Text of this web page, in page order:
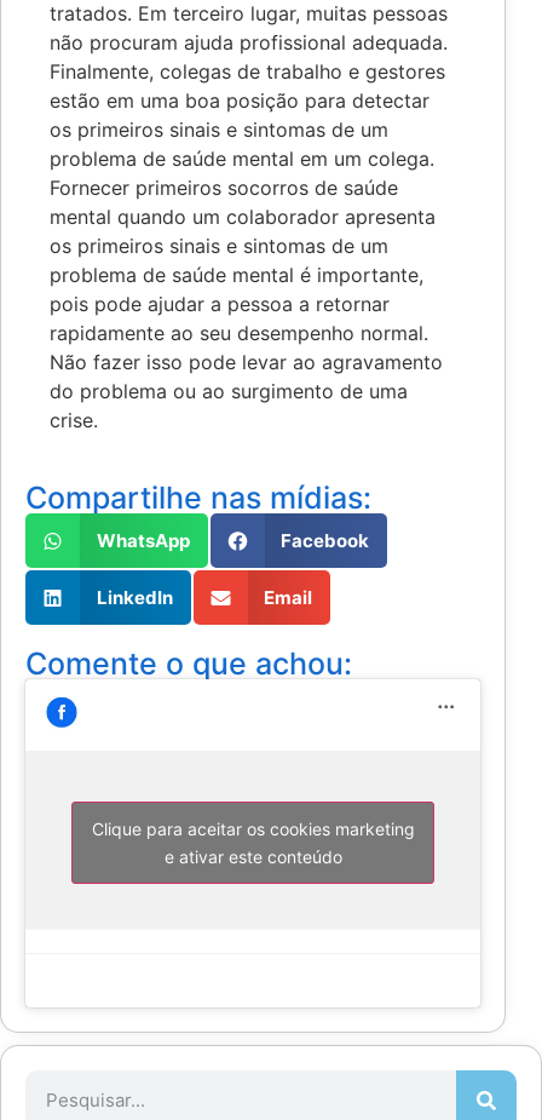
tratados. Em terceiro lugar, muitas pessoas
não procuram ajuda profissional adequada.
Finalmente, colegas de trabalho e gestores
estão em uma boa posição para detectar
os primeiros sinais e sintomas de um
problema de saúde mental em um colega.
Fornecer primeiros socorros de saúde
mental quando um colaborador apresenta
os primeiros sinais e sintomas de um
problema de saúde mental é importante,
pois pode ajudar a pessoa a retornar
rapidamente ao seu desempenho normal.
Não fazer isso pode levar ao agravamento
do problema ou ao surgimento de uma
crise.
Compartilhe nas mídias:
WhatsApp Facebook
LinkedIn Email
Comente o que achou:
Clique para aceitar os cookies marketing
e ativar este conteúdo